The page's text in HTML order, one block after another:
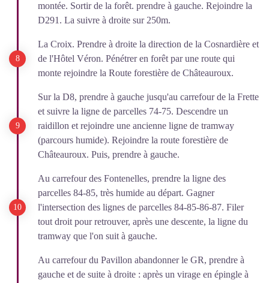
montée. Sortir de la forêt. prendre à gauche. Rejoindre la
D291. La suivre à droite sur 250m.
La Croix. Prendre à droite la direction de la Cosnardière et
de l'Hôtel Véron. Pénétrer en forêt par une route qui
monte rejoindre la Route forestière de Châteauroux.
Sur la D8, prendre à gauche jusqu'au carrefour de la Frette
et suivre la ligne de parcelles 74-75. Descendre un
raidillon et rejoindre une ancienne ligne de tramway
(parcours humide). Rejoindre la route forestière de
Châteauroux. Puis, prendre à gauche.
Au carrefour des Fontenelles, prendre la ligne des
parcelles 84-85, très humide au départ. Gagner
l'intersection des lignes de parcelles 84-85-86-87. Filer
tout droit pour retrouver, après une descente, la ligne du
tramway que l'on suit à gauche.
Au carrefour du Pavillon abandonner le GR, prendre à
gauche et de suite à droite : après un virage en épingle à